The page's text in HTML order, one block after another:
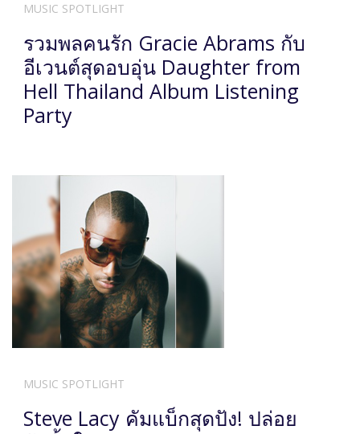
MUSIC SPOTLIGHT
รวมพลคนรัก Gracie Abrams กับ
อีเวนต์สุดอบอุ่น Daughter from
Hell Thailand Album Listening
Party
MUSIC SPOTLIGHT
Steve Lacy คัมแบ็กสุดปัง! ปล่อย